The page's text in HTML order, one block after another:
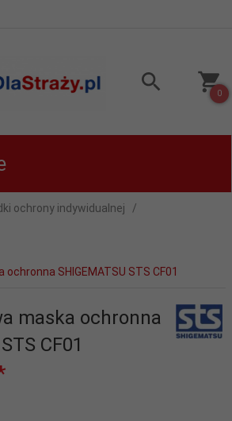
0
ochrony indywidualnej
SHIGEMATSU STS CF01
maska ochronna
CF01